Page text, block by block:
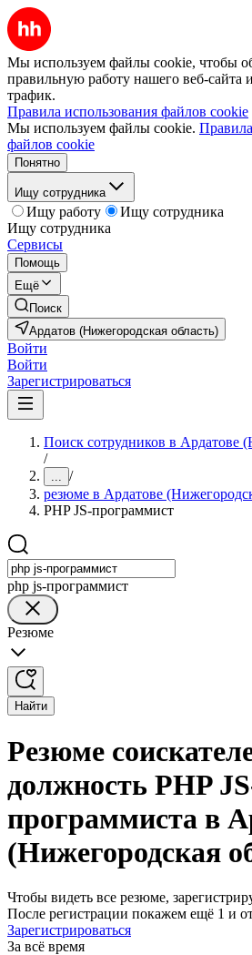
Мы используем файлы cookie, чтобы
правильную работу нашего веб-сайта
трафик.
Правила использования файлов cookie
Мы используем файлы cookie.
файлов cookie
Понятно
Ищу сотрудника
Ищу работу
Ищу сотрудника
Ищу сотрудника
Сервисы
Помощь
Ещё
Поиск
Ардатов (Нижегородская область)
Войти
Войти
Зарегистрироваться
Поиск сотрудников в Ардатове
/
... /
резюме в Ардатове
PHP JS-программист
php js-программист
Резюме
Найти
Резюме
должность PHP
программиста в
(Нижегородская
Чтобы видеть все резюме,
После регистрации покажем ещё 1 и
Зарегистрироваться
За всё время